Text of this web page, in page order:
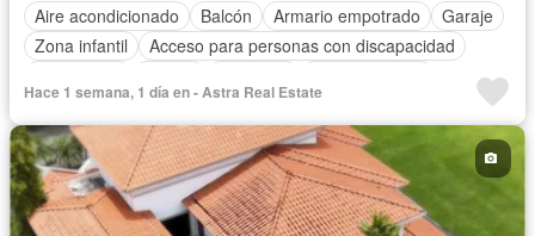
Aire acondicionado
Balcón Armario empotrado
Garaje
Zona infantil
Acceso para personas con discapacidad
Ascensor
Gas natural Vista panorámica
Seguridad
Piscina Agua
Hace 1 semana, 1 día en - Astra Real Estate